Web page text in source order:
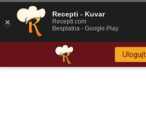
Recepti - Kuvar
Recepti.com
Besplatna - Google Play